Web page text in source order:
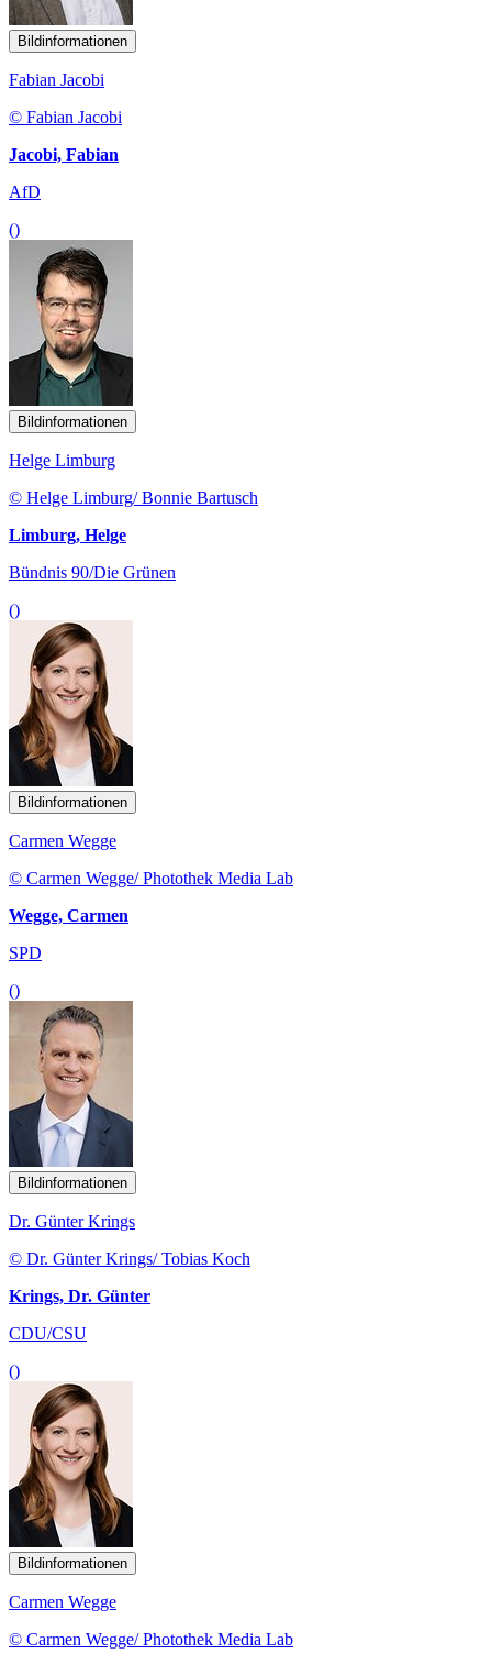
Bildinformationen
Fabian Jacobi
© Fabian Jacobi
Jacobi, Fabian
AfD
()
Bildinformationen
Helge Limburg
© Helge Limburg/ Bonnie Bartusch
Limburg, Helge
Bündnis 90/Die Grünen
()
Bildinformationen
Carmen Wegge
© Carmen Wegge/ Photothek Media Lab
Wegge, Carmen
SPD
()
Bildinformationen
Dr. Günter Krings
© Dr. Günter Krings/ Tobias Koch
Krings, Dr. Günter
CDU/CSU
()
Bildinformationen
Carmen Wegge
© Carmen Wegge/ Photothek Media Lab